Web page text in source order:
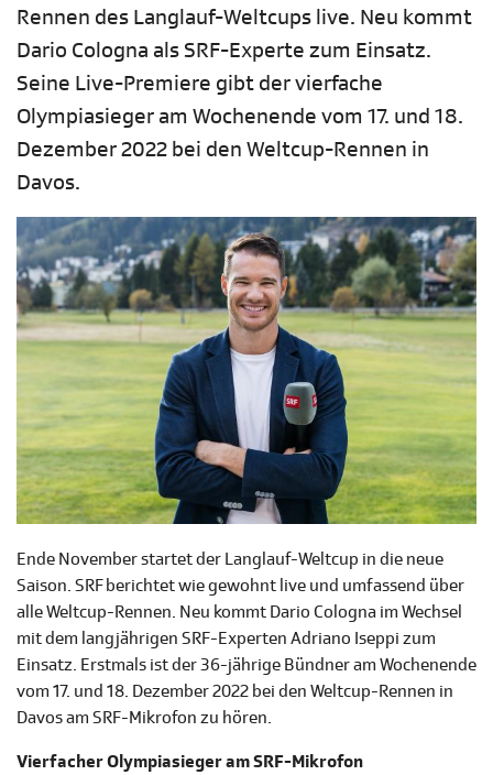
Rennen des Langlauf-Weltcups live. Neu kommt
Dario Cologna als SRF-Experte zum Einsatz.
Seine Live-Premiere gibt der vierfache
Olympiasieger am Wochenende vom 17. und 18.
Dezember 2022 bei den Weltcup-Rennen in
Davos.
Ende November startet der Langlauf-Weltcup in die neue
Saison. SRF berichtet wie gewohnt live und umfassend über
alle Weltcup-Rennen. Neu kommt Dario Cologna im Wechsel
mit dem langjährigen SRF-Experten Adriano Iseppi zum
Einsatz. Erstmals ist der 36-jährige Bündner am Wochenende
vom 17. und 18. Dezember 2022 bei den Weltcup-Rennen in
Davos am SRF-Mikrofon zu hören.
Vierfacher Olympiasieger am SRF-Mikrofon